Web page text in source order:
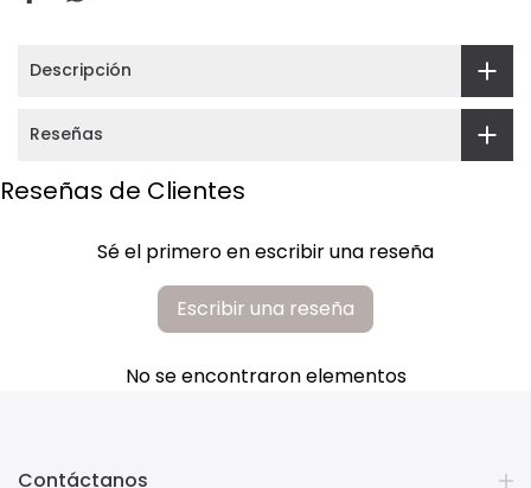
Descripción
Reseñas
Reseñas de Clientes
Sé el primero en escribir una reseña
Escribir una reseña
No se encontraron elementos
Contáctanos